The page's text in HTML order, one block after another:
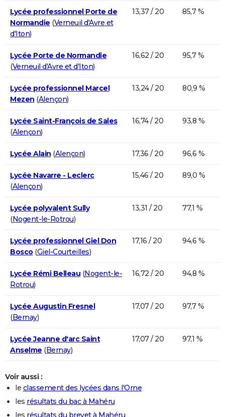
Lycée professionnel Porte de
Normandie (Verneuil d'Avre et
d'Iton)
13,37 / 20 85,7 %
Lycée Porte de Normandie
(Verneuil d'Avre et d'Iton)
16,62 / 20 95,7 %
Lycée professionnel Marcel
Mezen (Alençon)
13,24 / 20 80,9 %
Lycée Saint-François de Sales
(Alençon)
16,74 / 20 93,8 %
Lycée Alain (Alençon) 17,36 / 20 96,6 %
Lycée Navarre - Leclerc
(Alençon)
15,46 / 20 89,0 %
Lycée polyvalent Sully
(Nogent-le-Rotrou)
13,31 / 20 77,1 %
Lycée professionnel Giel Don
Bosco (Giel-Courteilles)
17,16 / 20 94,6 %
Lycée Rémi Belleau (Nogent-le-
Rotrou)
16,72 / 20 94,8 %
Lycée Augustin Fresnel
(Bernay)
17,07 / 20 97,7 %
Lycée Jeanne d'arc Saint
Anselme (Bernay)
17,07 / 20 97,1 %
Voir aussi :
le classement des lycées dans l'Orne
les résultats du bac à Mahéru
les résultats du brevet à Mahéru